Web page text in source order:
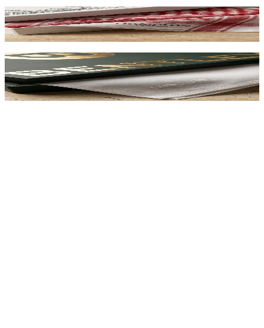
شماغ لندن هامبتون إليت – تصميم بريطاني حديث
240.00 د.إ
غترة بنتلي البيضاء الملكية – إصدار الزفاف والمناسبات
الرسمية
125.00 د.إ